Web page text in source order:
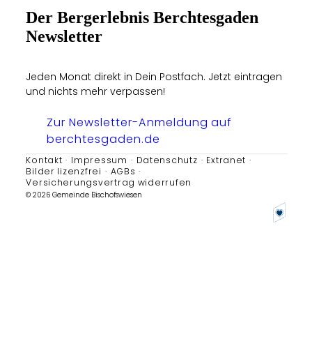
Der Bergerlebnis Berchtesgaden
Newsletter
Jeden Monat direkt in Dein Postfach. Jetzt eintragen
und nichts mehr verpassen!
Zur Newsletter-Anmeldung auf
berchtesgaden.de
Kontakt Impressum Datenschutz
Extranet
Bilder lizenzfrei
AGBs
Versicherungsvertrag widerrufen
© 2026 Gemeinde Bischofswiesen